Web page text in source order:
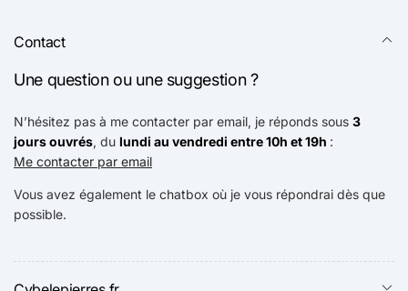
Contact
Une question ou une suggestion ?
N’hésitez pas à me contacter par email, je réponds sous 3
jours ouvrés, du lundi au vendredi entre 10h et 19h :
Me contacter par email
Vous avez également le chatbox où je vous répondrai dès que
possible.